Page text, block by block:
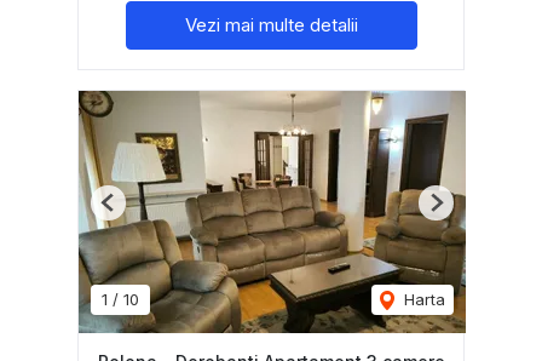
Vezi mai multe detalii
1 / 10 Harta
Previous Next